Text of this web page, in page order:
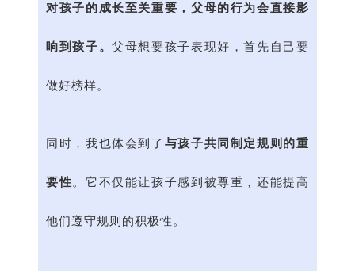
对孩子的成长至关重要，父母的行为会直接影
响到孩子。父母想要孩子表现好，首先自己要
做好榜样。
同时，我也体会到了 与孩子共同制定规则的重
要性。它不仅能让孩子感到被尊重，还能提高
他们遵守规则的积极性。